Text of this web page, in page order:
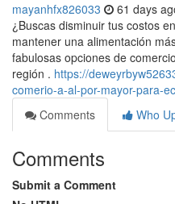
mayanhfx826033 61 days
¿Buscas disminuir tus costos
mantener una alimentación
fabulosas opciones de
región . https://
comerio-a-al-por-mayor-para-
Comments
Who
Comments
Submit a Comment